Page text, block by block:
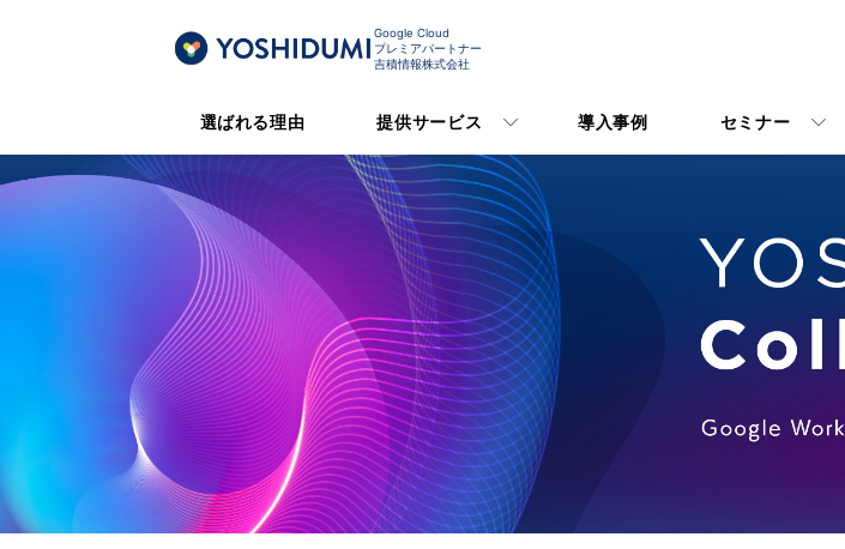
Google Cloud
プレミアパートナー
吉積情報株式会社
選ばれる理由 提供サービス 導入事例 セミナー